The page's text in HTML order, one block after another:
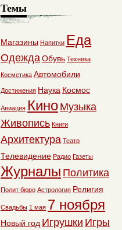
Темы
Магазины Напитки Еда
ОдеждаОбувь Техника
Косметика Автомобили
Достижения Наука Космос
Авиация Кино Музыка
Живопись Книги
Архитектура Театр
Телевидение Радио Газеты
Журналы Политика
Полит бюро Астрология Религия
Свадьбы 1 мая 7 ноября
Новый год Игрушки Игры